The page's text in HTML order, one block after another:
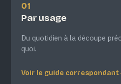
01
Par usage
Du quotidien à la découpe
quoi.
Voir le guide correspondant